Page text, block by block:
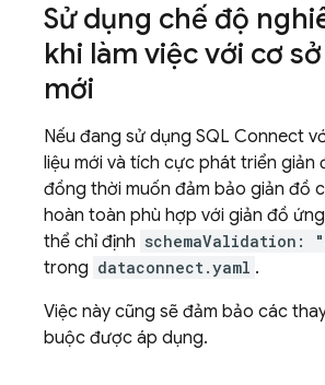
Sử dụng chế độ
khi làm việc với cơ
mới
Nếu đang sử dụng SQL Connect
liệu mới và tích cực phát triển giản
đồng thời muốn đảm bảo giản đồ
hoàn toàn phù hợp với giản đồ
thể chỉ định schemaValidation:
trong dataconnect.yaml .
Việc này cũng sẽ đảm bảo các
buộc được áp dụng.